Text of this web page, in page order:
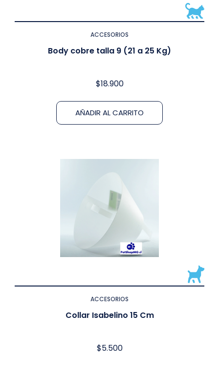
ACCESORIOS
Body cobre talla 9 (21 a 25 Kg)
$18.900
AÑADIR AL CARRITO
ACCESORIOS
Collar Isabelino 15 Cm
$5.500